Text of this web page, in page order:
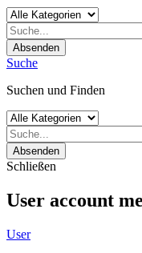
Absenden
Suche
Suchen und Finden
Absenden
Schließen
User account
User